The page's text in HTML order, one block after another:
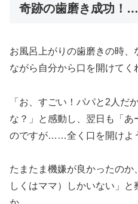
奇跡の歯磨き成功！
お風呂上がりの歯磨きの時
ながら自分から口を開けてく
「お、すごい！パパと2人だ
な？」と感動し、翌日も「
のですが……全く口を開けよ
たまたま機嫌が良かったの
しくはママ）しかいない」